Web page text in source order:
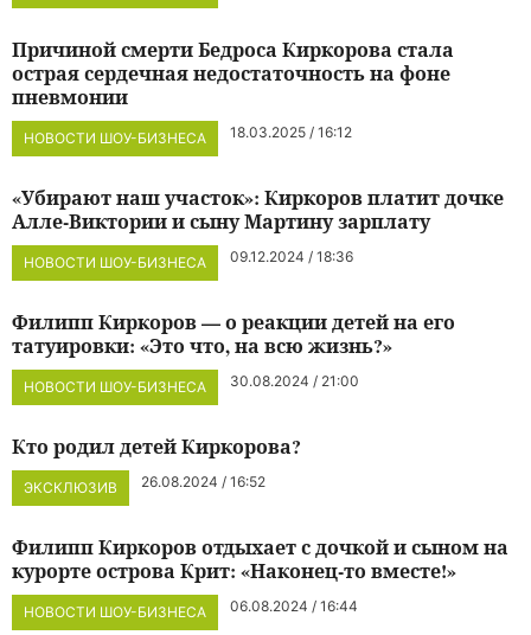
НОВОСТИ ШОУ-БИЗНЕСА 18.03.2025 / 16:12
Причиной смерти Бедроса Киркорова стала
острая сердечная недостаточность на фоне
пневмонии
НОВОСТИ ШОУ-БИЗНЕСА 09.12.2024 / 18:36
«Убирают наш участок»: Киркоров платит дочке
Алле-Виктории и сыну Мартину зарплату
НОВОСТИ ШОУ-БИЗНЕСА 30.08.2024 / 21:00
Филипп Киркоров — о реакции детей на его
татуировки: «Это что, на всю жизнь?»
ЭКСКЛЮЗИВ 26.08.2024 / 16:52
Кто родил детей Киркорова?
НОВОСТИ ШОУ-БИЗНЕСА 06.08.2024 / 16:44
Филипп Киркоров отдыхает с дочкой и сыном на
курорте острова Крит: «Наконец-то вместе!»